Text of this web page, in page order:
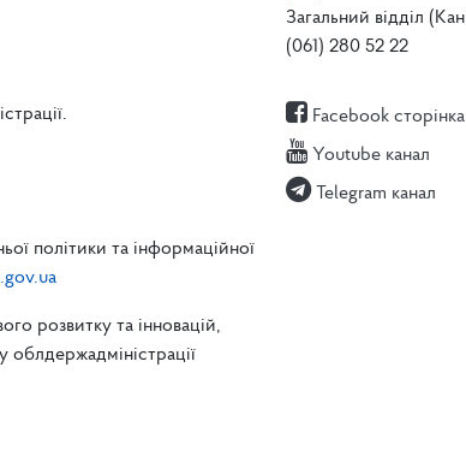
Загальний відділ
(061) 280 52 22
Facebook сторінка
Youtube канал
Telegram канал
політики та інформаційної
розвитку та інновацій,
облдержадміністрації